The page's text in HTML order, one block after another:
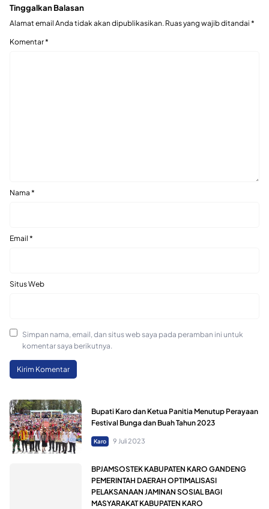
Tinggalkan Balasan
Alamat email Anda tidak akan dipublikasikan. Ruas yang wajib ditandai *
Komentar*
Nama *
Email *
Situs Web
Simpan nama, email, dan situs web saya pada peramban ini untuk
komentar saya berikutnya.
Bupati Karo dan Ketua Panitia Menutup Perayaan
Festival Bunga dan Buah Tahun 2023
Karo 9 Juli 2023
BPJAMSOSTEK KABUPATEN KARO GANDENG
PEMERINTAH DAERAH OPTIMALISASI
PELAKSANAAN JAMINAN SOSIAL BAGI
MASYARAKAT KABUPATEN KARO